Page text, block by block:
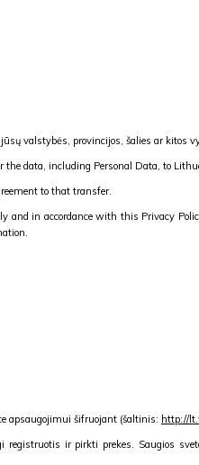
valstybės, provincijos, šalies ar kitos
data, including Personal Data, to
to that transfer.
in accordance with this Privacy
apsaugojimui šifruojant (šaltinis: http://
ir pirkti prekes. Saugios